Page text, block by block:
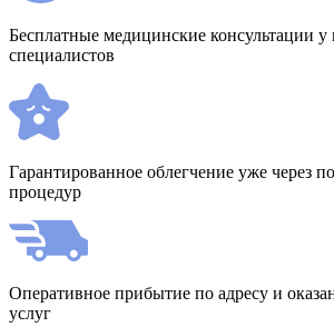
Бесплатные медицинские консультации
специалистов
Гарантированное облегчение уже через
процедур
Оперативное прибытие по адресу и
услуг